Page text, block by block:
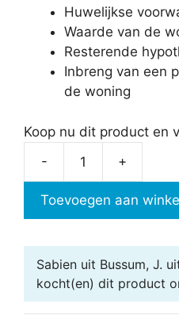
Huwelijkse
Waarde van de
Resterende
Inbreng van een
de woning
Koop nu dit product en
-
2012
+
Toevoegen aan
Sabien uit Bussum, J.
kocht(en) dit product